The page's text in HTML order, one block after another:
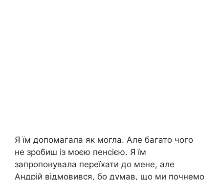
Я їм допомагала як могла. Але багато чого
не зробиш із моєю пенсією. Я їм
запропонувала переїхати до мене, але
Андрій відмовився, бо думав, що ми почнемо